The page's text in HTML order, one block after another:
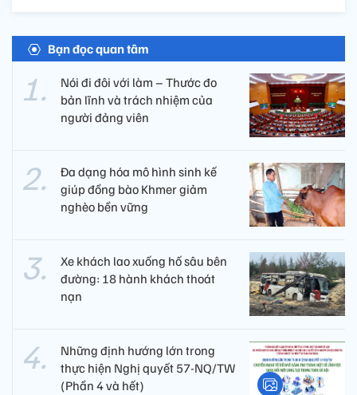
Bạn đọc quan tâm
Nói đi đôi với làm – Thước đo
bản lĩnh và trách nhiệm của
người đảng viên​
Đa dạng hóa mô hình sinh kế
giúp đồng bào Khmer giảm
nghèo bền vững
Xe khách lao xuống hố sâu bên
đường: 18 hành khách thoát
nạn
Những định hướng lớn trong
thực hiện Nghị quyết 57-NQ/TW
(Phần 4 và hết)